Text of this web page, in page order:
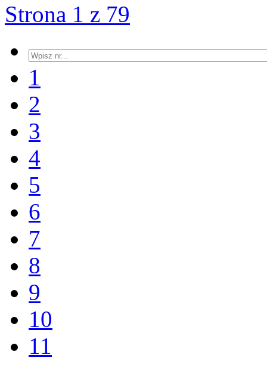
Strona 1 z 79
1
2
3
4
5
6
7
8
9
10
11